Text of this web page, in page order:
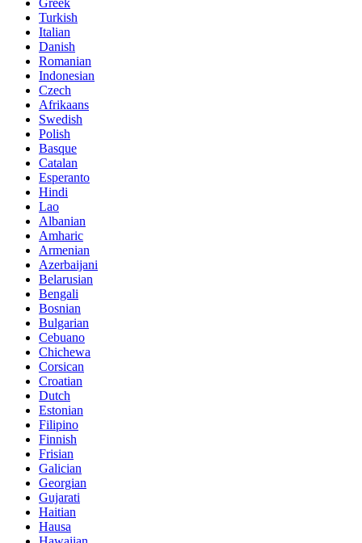
Turkish
Italian
Danish
Romanian
Indonesian
Czech
Afrikaans
Swedish
Polish
Basque
Catalan
Esperanto
Hindi
Lao
Albanian
Amharic
Armenian
Azerbaijani
Belarusian
Bengali
Bosnian
Bulgarian
Cebuano
Chichewa
Corsican
Croatian
Dutch
Estonian
Filipino
Finnish
Frisian
Galician
Georgian
Gujarati
Haitian
Hausa